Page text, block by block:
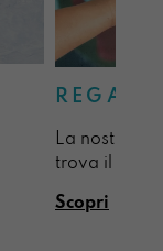
La nostra
trova il
Scopri